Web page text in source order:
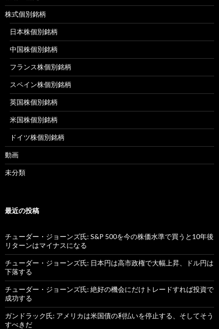
株式個別銘柄
日本株個別銘柄
中国株個別銘柄
フランス株個別銘柄
スペイン株個別銘柄
英国株個別銘柄
米国株個別銘柄
ドイツ株個別銘柄
動画
未分類
最近の投稿
チューダー・ジョーンズ氏: S&P 500を今の株価水準で買うと10年後
リターンはマイナスになる
チューダー・ジョーンズ氏: 日本円は高市政権で大幅上昇、ドル円は
下落する
チューダー・ジョーンズ氏: 絶好の機会にだけトレードすれば投資で
成功する
ガンドラック氏: アメリカは米国債の利払いを停止する、そしてそう
すべきだ